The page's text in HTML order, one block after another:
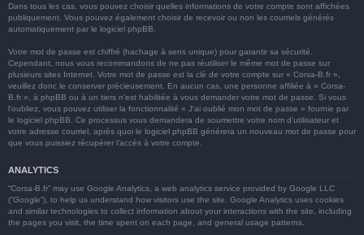
Dans tous les cas, vous pouvez choisir quelles informations de votre compte sont affichées
publiquement. Vous pouvez également choisir de recevoir ou non les courriels générés
automatiquement par le logiciel phpBB.
Votre mot de passe est chiffré (hachage à sens unique) pour garantir sa sécurité.
Cependant, nous vous recommandons de ne pas réutiliser le même mot de passe sur
plusieurs sites Internet. Votre mot de passe est la clé de votre compte sur « Corsa-B.fr »,
veuillez donc le conserver précieusement. En aucun cas, une personne affiliée à « Corsa-
B.fr », à phpBB ou à un tiers n’est habilitée à vous demander votre mot de passe. Si vous
l’oubliez, vous pouvez utiliser la fonctionnalité « J’ai oublié mon mot de passe » fournie par
le logiciel phpBB. Ce processus vous demandera de soumettre votre nom d’utilisateur et
votre adresse courriel, après quoi le logiciel phpBB générera un nouveau mot de passe pour
que vous puissiez récupérer l’accès à votre compte.
ANALYTICS
“Corsa-B.fr” may use Google Analytics, a web analytics service provided by Google LLC
(“Google”), to help us understand how visitors use the site. Google Analytics uses cookies
and similar technologies to collect information about your interactions with the site, including
the pages you visit, the time spent on each page, and general usage patterns.